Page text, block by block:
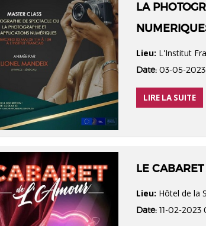
LA
Lieu: L'Institut
Date: 03-05-2023
LIRE LA SUITE
LE
Lieu: Hôtel de la
Date: 11-02-